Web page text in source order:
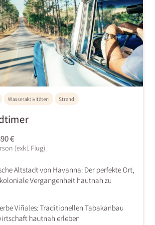
Wasseraktivitäten Strand
€
(exkl. Flug)
Altstadt von Havanna: Der perfekte Ort,
Vergangenheit hautnah zu
Viñales: Traditionellen Tabakanbau
hautnah erleben